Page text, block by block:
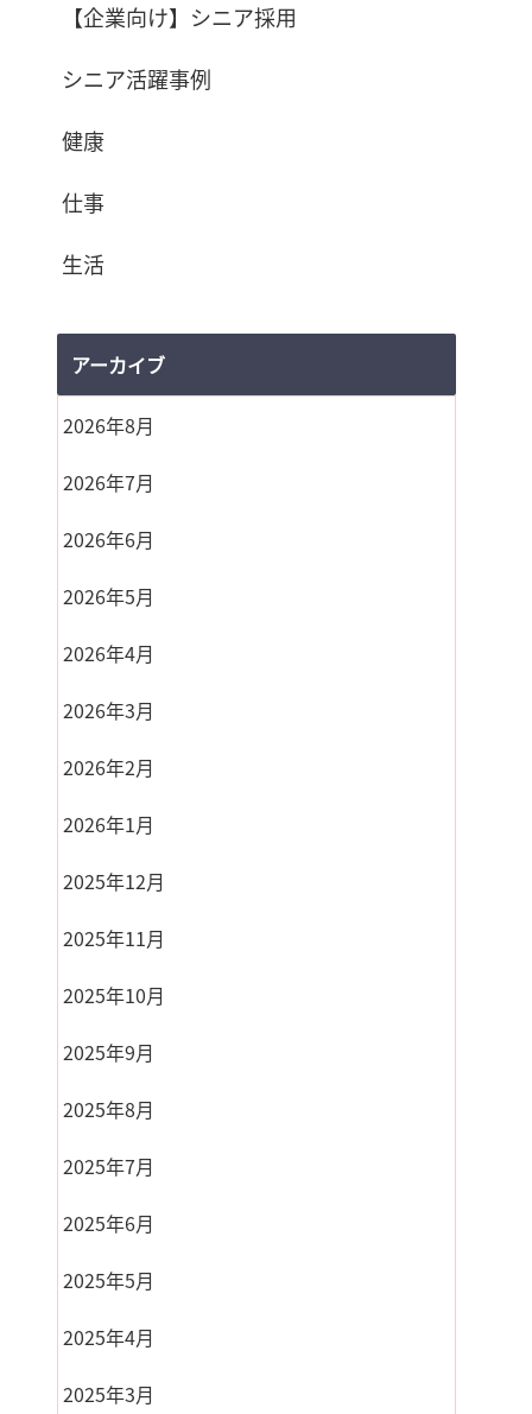
【企業向け】シニア採用
シニア活躍事例
健康
仕事
生活
アーカイブ
2026年8月
2026年7月
2026年6月
2026年5月
2026年4月
2026年3月
2026年2月
2026年1月
2025年12月
2025年11月
2025年10月
2025年9月
2025年8月
2025年7月
2025年6月
2025年5月
2025年4月
2025年3月